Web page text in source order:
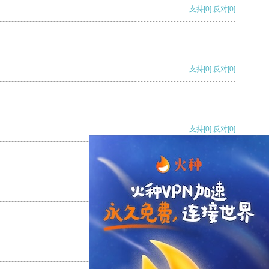
支持[0] 反对[0]
支持[0] 反对[0]
支持[0] 反对[0]
支持[0] 反对
支持